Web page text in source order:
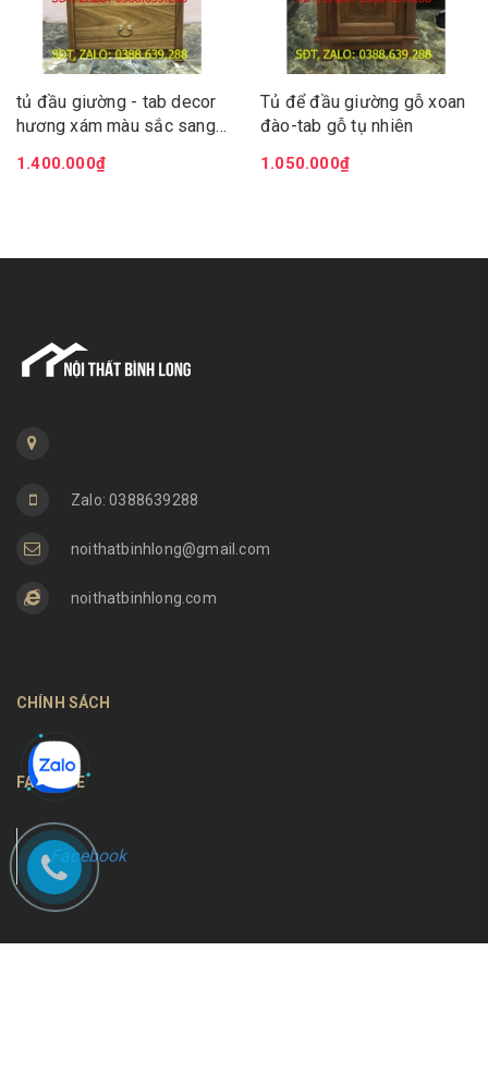
tủ đầu giường - tab decor
hương xám màu sắc sang
đep cho căn phòng
1.400.000₫
Tủ để đầu giường gỗ xoan
đào-tab gỗ tụ nhiên
1.050.000₫
Zalo: 0388639288
noithatbinhlong@gmail.com
noithatbinhlong.com
CHÍNH SÁCH
FANPAGE
Facebook